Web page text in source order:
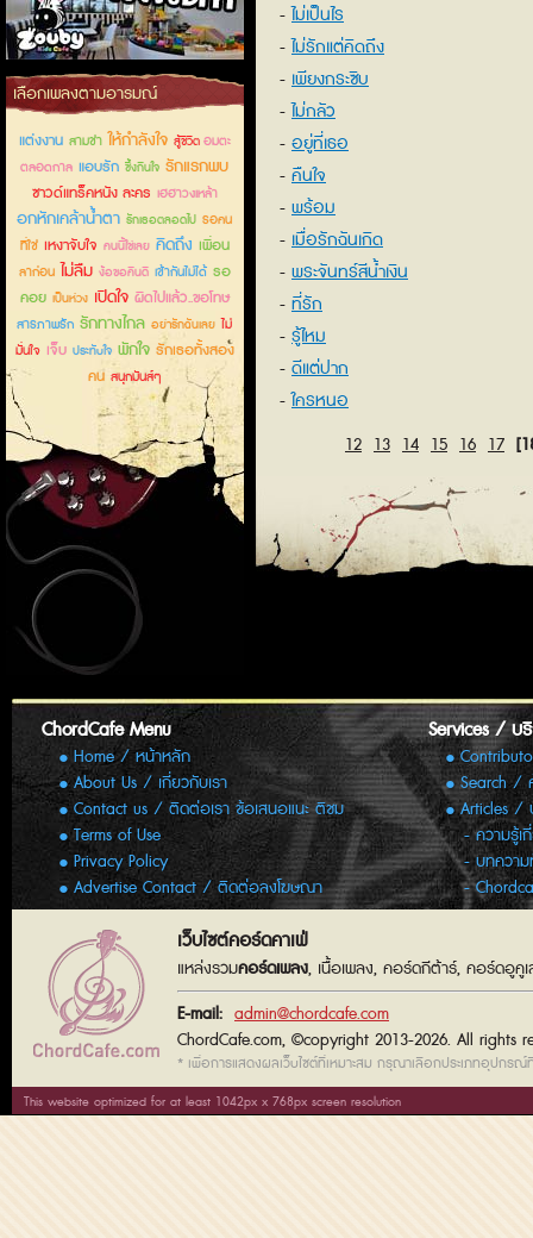
คาเฟ่เด็กลำลูกกา
เลือกเพลงตามอารมณ์
แต่งงาน สามช่า ให้กำลังใจ สู้ชีวิตอมตะ
ตลอดกาล แอบรัก ซึ้งกินใจ รักแรกพบ
ซาวด์แทร็คหนัง ละคร เฮฮาวงเหล้า
อกหักเคล้าน้ำตา รักเธอตลอดไป รอคน
ที่ใช่ เหงาจับใจ คนนี้ใช่เลย คิดถึง เพื่อน
ลาก่อน ไม่ลืม ง้อขอคืนดี เข้ากันไม่ได้ รอ
คอย เป็นห่วง เปิดใจ ผิดไปแล้ว..ขอโทษ
สารภาพรัก รักทางไกล อย่ารักฉันเลย ไม่
มั่นใจ เจ็บ ประทับใจ พักใจ รักเธอทั้งสอง
คน สนุกมันส์ๆ
ไม่เป็นไร
ไม่รักแต่คิดถึง
เพียงกระซิบ
ไม่กลัว
อยู่ที่เธอ
คืนใจ
พร้อม
เมื่อรักฉันเกิด
พระจันทร์สีน้ำเงิน
ที่รัก
รู้ไหม
ดีแต่ปาก
ใครหนอ
12 13 14 15 16 17
ChordCafe Menu
Home / หน้าหลัก
About Us / เกี่ยวกับเรา
Contact us / ติดต่อเรา ข้อเสนอแนะ ติชม
Terms of Use
Privacy Policy
Advertise Contact / ติดต่อลงโฆษณา
Services / บ
Search /
Articles /
ความรู้
บทความ
เว็บไซต์คอร์ดคาเฟ่
แหล่งรวมคอร์ดเพลง, เนื้อเพลง, คอร์ดกีต้าร์, คอร์ดอูคู
E-mail: admin@chordcafe.com
ChordCafe.com, ©copyright 2013-2026. All rights
* เพื่อการแสดงผลเว็บไซต์ที่เหมาะสม กรุณาเลือกประเภทอุปกรณ์
This website optimized for at least 1042px x 768px screen resolution